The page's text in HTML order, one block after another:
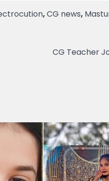
,CG news,
CG Teacher